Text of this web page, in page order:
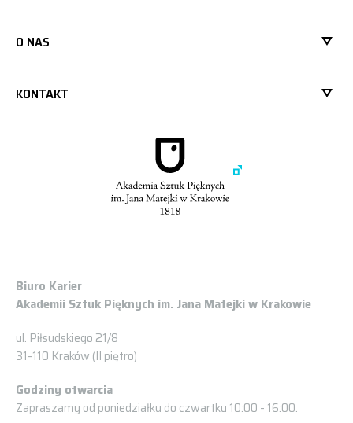
O NAS
KONTAKT
Biuro Karier
Akademii Sztuk Pięknych im. Jana Matejki w Krakowie
ul. Piłsudskiego 21/8
31-110 Kraków (II piętro)
Godziny otwarcia
Zapraszamy od poniedziałku do czwartku 10:00 - 16:00.